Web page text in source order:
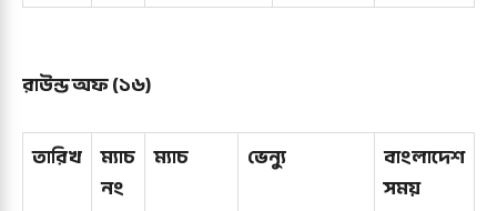
রাউন্ড অফ (১৬)
তারিখ ম্যাচ
নং
ম্যাচ ভেন্যু
বাংলাদেশ
সময়